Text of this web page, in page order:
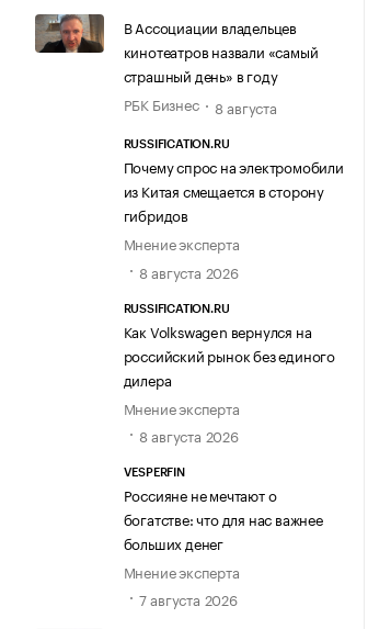
В Ассоциации владельцев
кинотеатров назвали «самый
страшный день» в году
РБК Бизнес
8 августа
RUSSIFICATION.RU
Почему спрос на электромобили
из Китая смещается в сторону
гибридов
Мнение эксперта
8 августа 2026
RUSSIFICATION.RU
Как Volkswagen вернулся на
российский рынок без единого
дилера
Мнение эксперта
8 августа 2026
VESPERFIN
Россияне не мечтают о
богатстве: что для нас важнее
больших денег
Мнение эксперта
7 августа 2026